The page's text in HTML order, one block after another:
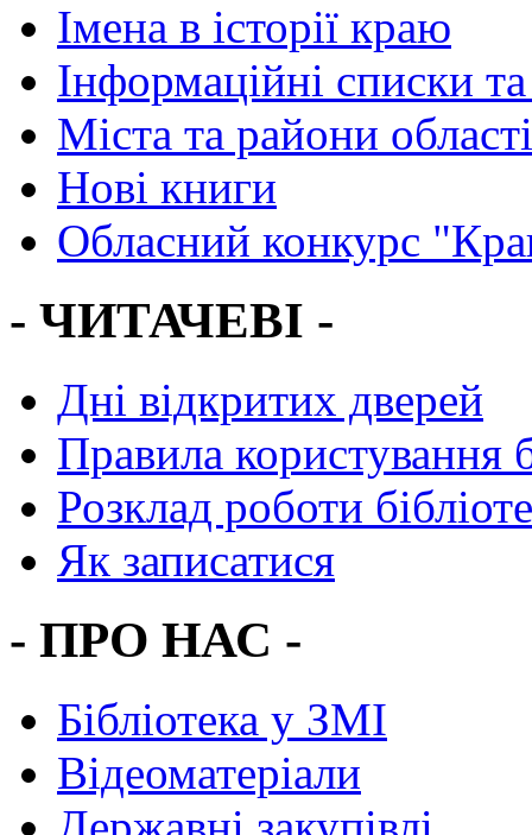
Імена в історії краю
Інформаційні списки
Міста та райони області
Нові книги
Обласний конкурс
- ЧИТАЧЕВІ -
Дні відкритих дверей
Правила користування
Розклад роботи
Як записатися
- ПРО НАС -
Бібліотека у ЗМІ
Відеоматеріали